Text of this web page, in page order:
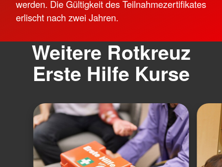
werden. Die Gültigkeit des Teilnahmezertifikates
erlischt nach zwei Jahren.
Weitere Rotkreuz
Erste Hilfe Kurse